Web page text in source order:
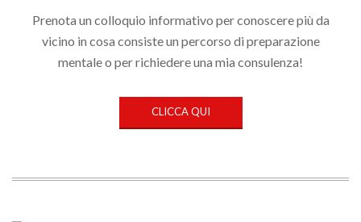
Prenota un colloquio informativo per conoscere più da
vicino in cosa consiste un percorso di preparazione
mentale o per richiedere una mia consulenza!
CLICCA QUI